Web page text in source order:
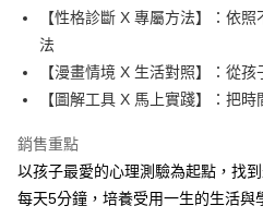
大哥付你分期
相關說明
【大哥付你分期使用說明】
1.本服務由台灣大哥大提供，台灣大哥
2.付款方式選擇「大哥付你分期」，訂
成交易。
3.實際核准額度、可分期數及費用金額
4.訂單成立30分鐘內，如未前往確認交
消。如遇「轉專審核」未通過狀況，表
AFTEE先享後付
相關說明
AFTEE先享後付是「在收到商品之後才
便利好安心！
１．簡單：不需註冊會員、不需綁卡、不
２．便利：只要手機號碼，簡訊認證，即
ATM付款
運送方式
【性格診斷 X 專屬方法】：依
法
【漫畫情境 X 生活對照】：從
【圖解工具 X 馬上實踐】：把
銷售重點
以孩子最愛的心理測驗為起點，找
每天5分鐘，培養受用一生的生活與